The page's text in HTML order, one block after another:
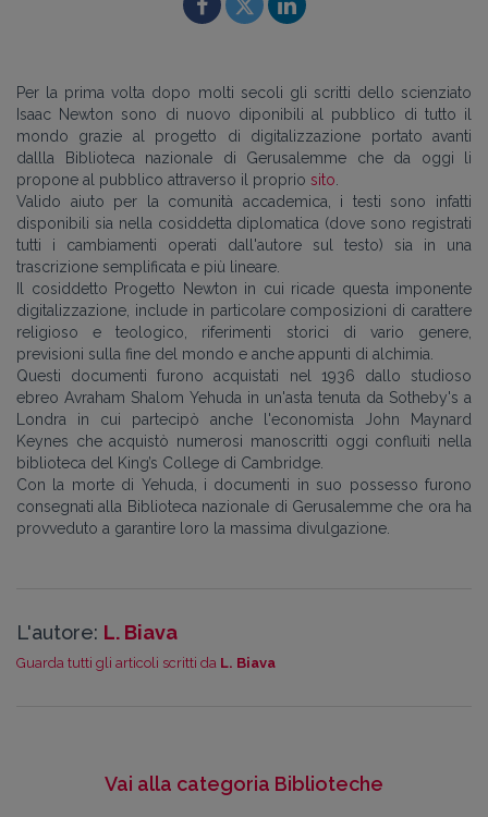
Per la prima volta dopo molti secoli gli scritti dello scienziato
Isaac Newton sono di nuovo diponibili al pubblico di tutto il
mondo grazie al progetto di digitalizzazione portato avanti
dallla Biblioteca nazionale di Gerusalemme che da oggi li
propone al pubblico attraverso il proprio sito
Valido aiuto per la comunità accademica, i testi sono infatti
disponibili sia nella cosiddetta diplomatica (dove sono registrati
tutti i cambiamenti operati dall'autore sul testo) sia in una
trascrizione semplificata e più lineare.
Il cosiddetto Progetto Newton in cui ricade questa imponente
digitalizzazione, include in particolare composizioni di carattere
religioso e teologico, riferimenti storici di vario genere,
previsioni sulla fine del mondo e anche appunti di alchimia.
Questi documenti furono acquistati nel 1936 dallo studioso
ebreo Avraham Shalom Yehuda in un'asta tenuta da Sotheby's a
Londra in cui partecipò anche l'economista John Maynard
Keynes che acquistò numerosi manoscritti oggi confluiti nella
biblioteca del King’s College di Cambridge.
Con la morte di Yehuda, i documenti in suo possesso furono
consegnati alla Biblioteca nazionale di Gerusalemme che ora ha
provveduto a garantire loro la massima divulgazione.
L'autore: L. Biava
Guarda tutti gli articoli scritti da L. Biava
Vai alla categoria Biblioteche